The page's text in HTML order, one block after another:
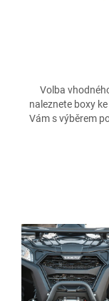
Volba
naleznete boxy
Vám s výběrem